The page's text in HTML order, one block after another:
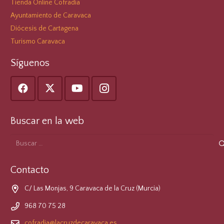
Tienda Online Cofradía
Ayuntamiento de Caravaca
Diócesis de Cartagena
Turismo Caravaca
Síguenos
Buscar en la web
Buscar:
Contacto
C/ Las Monjas, 9 Caravaca de la Cruz (Murcia)
968 70 75 28